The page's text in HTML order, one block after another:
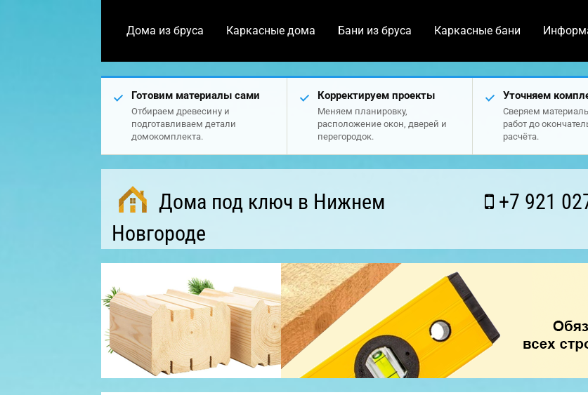
Дома из бруса Каркасные дома Бани из бруса Каркасные бани
Готовим материалы сами
Отбираем древесину и
подготавливаем детали
домокомплекта.
Корректируем проекты
Меняем планировку,
расположение окон, дверей и
перегородок.
Уточняем
Сверяем
работ до
расчёта.
Дома под ключ в Нижнем
Новгороде
+7 921